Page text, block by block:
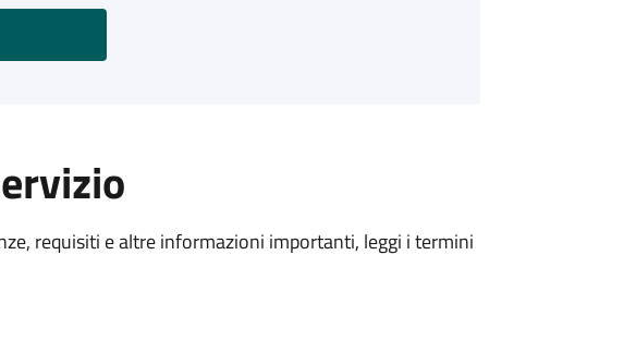
requisiti e altre informazioni importanti, leggi i termini